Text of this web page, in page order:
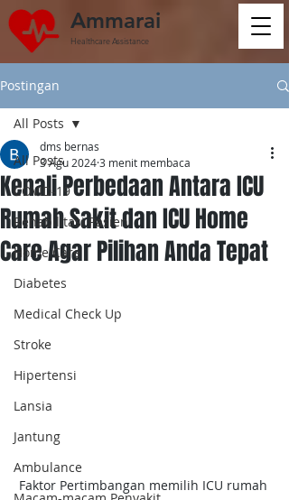
Ammarai
Healthcare Assistance
Postingan
All Posts
COVID-19
Rehabilitasi Pasien
Home Care
Diabetes
Medical Check Up
Stroke
Hipertensi
Lansia
Jantung
Ambulance
All Posts
Kenali Perbedaan Antara ICU
Rumah Sakit dan ICU Home
Care Agar Pilihan Anda Tepat
dms bernas
3 Agu 20243 menit membaca
Faktor Pertimbangan memilih ICU rumah